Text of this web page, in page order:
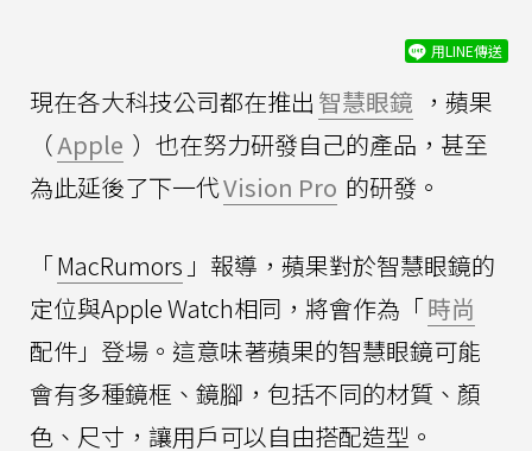
用LINE傳送
現在各大科技公司都在推出 智慧眼鏡 ，蘋果
（Apple ）也在努力研發自己的產品，甚至
為此延後了下一代Vision Pro 的研發。
「MacRumors 」報導，蘋果對於智慧眼鏡的
定位與Apple Watch相同，將會作為「時尚
配件」登場。這意味著蘋果的智慧眼鏡可能
會有多種鏡框、鏡腳，包括不同的材質、顏
色、尺寸，讓用戶可以自由搭配造型。